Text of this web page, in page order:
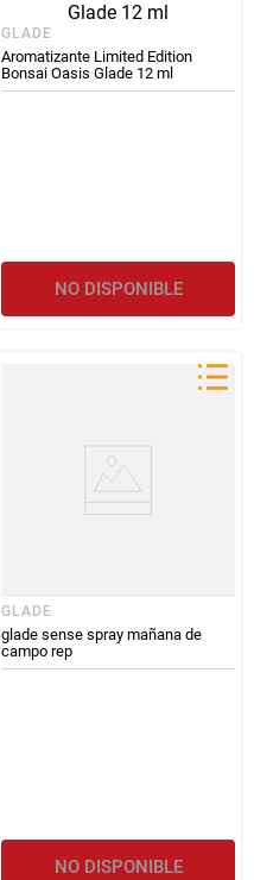
GLADE
Aromatizante Limited Edition
Bonsai Oasis Glade 12 ml
NO DISPONIBLE
GLADE
glade sense spray mañana de
campo rep
NO DISPONIBLE